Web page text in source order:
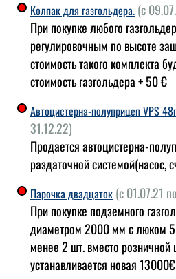
Колпак для газгольдера. (с
При покупке любого
регулировочным по высоте
стоимость такого комплекта
стоимость газгольдера + 50 €
Автоцистерна-полуприцеп VPS
31.12.22)
Продается автоцистерна-
раздаточной системой(насос,
Парочка двадцаток (с 01.07.21
При покупке подземного
диаметром 2000 мм с люком
менее 2 шт. вместо
устанавливается новая 13000€